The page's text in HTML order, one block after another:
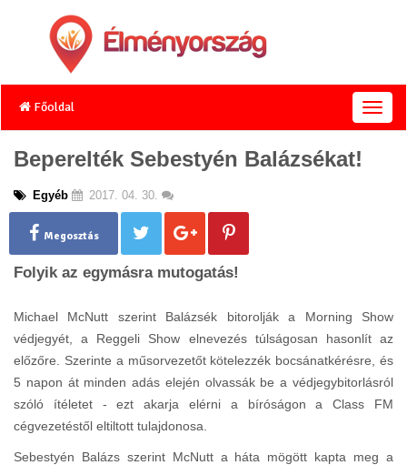
Főoldal
T
o
a
o
n
Beperelték Sebestyén Balázsékat!
Egyéb 2017. 04. 30.
Megosztás
Folyik az egymásra mutogatás!
Michael McNutt szerint Balázsék bitorolják a Morning Show
védjegyét, a Reggeli Show elnevezés túlságosan hasonlít az
előzőre. Szerinte a műsorvezetőt kötelezzék bocsánatkérésre, és
5 napon át minden adás elején olvassák be a védjegybitorlásról
szóló ítéletet - ezt akarja elérni a bíróságon a Class FM
cégvezetéstől eltiltott tulajdonosa.
Sebestyén Balázs szerint McNutt a háta mögött kapta meg a